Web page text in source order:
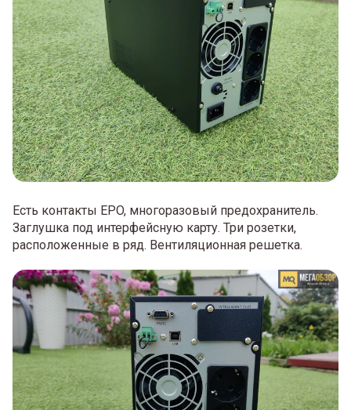
Есть контакты EPO, многоразовый предохранитель.
Заглушка под интерфейсную карту. Три розетки,
расположенные в ряд. Вентиляционная решетка.